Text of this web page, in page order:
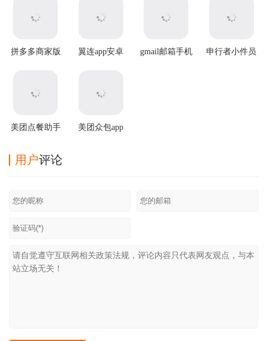
拼多多商家版
翼连app安卓
gmail邮箱手机
申行者小件员
美团点餐助手
美团众包app
用户评论